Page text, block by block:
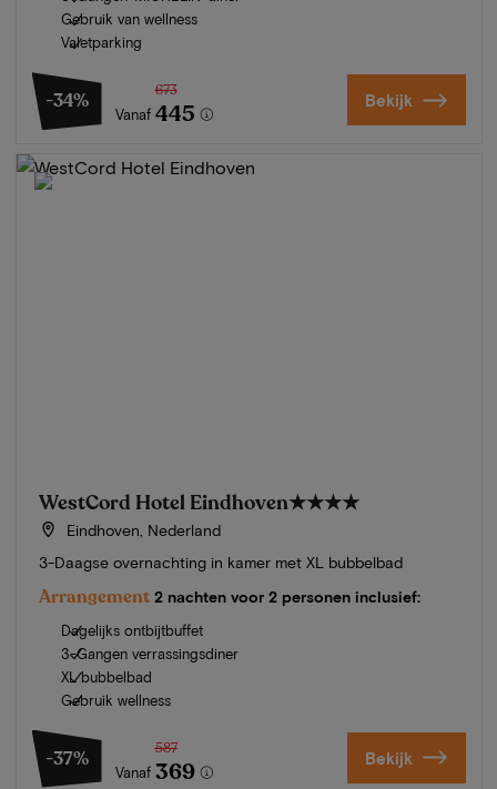
Gebruik van wellness
Valetparking
-34%
Vanaf
673
445 Bekijk
WestCord Hotel Eindhoven★★★★
Eindhoven, Nederland
3-Daagse overnachting in kamer met XL bubbelbad
Arrangement 2 nachten voor 2 personen inclusief:
Dagelijks ontbijtbuffet
3-Gangen verrassingsdiner
XL bubbelbad
Gebruik wellness
-37%
Vanaf
587
369 Bekijk